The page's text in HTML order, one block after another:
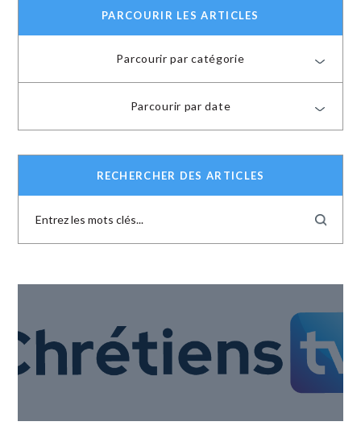
PARCOURIR LES ARTICLES
Parcourir par catégorie
Parcourir par date
RECHERCHER DES ARTICLES